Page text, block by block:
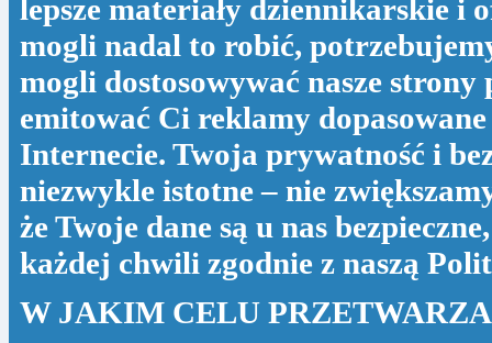
lepsze materiały dziennikarskie i
mogli nadal to robić,
mogli dostosowywać nasze
emitować Ci reklamy
Internecie. Twoja prywatność i
niezwykle istotne – nie
że Twoje dane są u nas
każdej chwili zgodnie z naszą
W JAKIM CELU